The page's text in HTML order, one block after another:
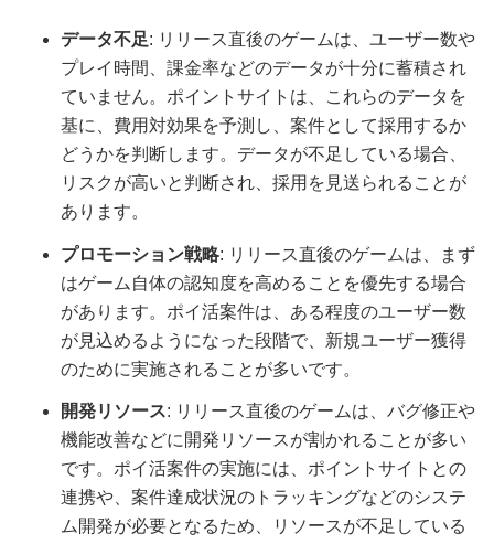
データ不足: リリース直後のゲームは、ユーザー数や
プレイ時間、課金率などのデータが十分に蓄積され
ていません。ポイントサイトは、これらのデータを
基に、費用対効果を予測し、案件として採用するか
どうかを判断します。データが不足している場合、
リスクが高いと判断され、採用を見送られることが
あります。
プロモーション戦略: リリース直後のゲームは、まず
はゲーム自体の認知度を高めることを優先する場合
があります。ポイ活案件は、ある程度のユーザー数
が見込めるようになった段階で、新規ユーザー獲得
のために実施されることが多いです。
開発リソース: リリース直後のゲームは、バグ修正や
機能改善などに開発リソースが割かれることが多い
です。ポイ活案件の実施には、ポイントサイトとの
連携や、案件達成状況のトラッキングなどのシステ
ム開発が必要となるため、リソースが不足している